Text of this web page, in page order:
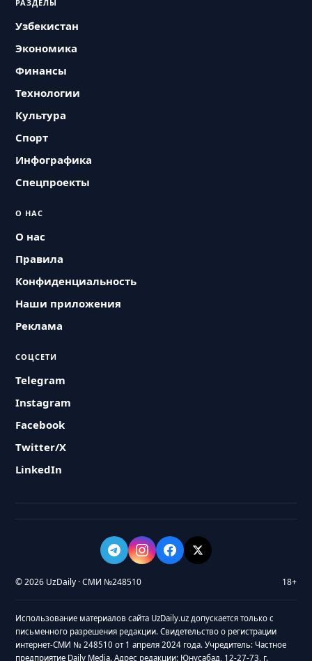
РАЗДЕЛЫ
Узбекистан
Экономика
Финансы
Технологии
Культура
Спорт
Инфографика
Спецпроекты
О НАС
О нас
Правила
Конфиденциальность
Наши приложения
Реклама
СОЦСЕТИ
Telegram
Instagram
Facebook
Twitter/X
LinkedIn
© 2026 UzDaily · СМИ №248510 18+
Использование материалов сайта UzDaily.uz допускается только с
письменного разрешения редакции. Свидетельство о регистрации
интернет-СМИ № 248510 от 1 апреля 2024 года. Учредитель: Частное
предприятие Daily Media. Адрес редакции: Юнусабад, 12-27-73, г.